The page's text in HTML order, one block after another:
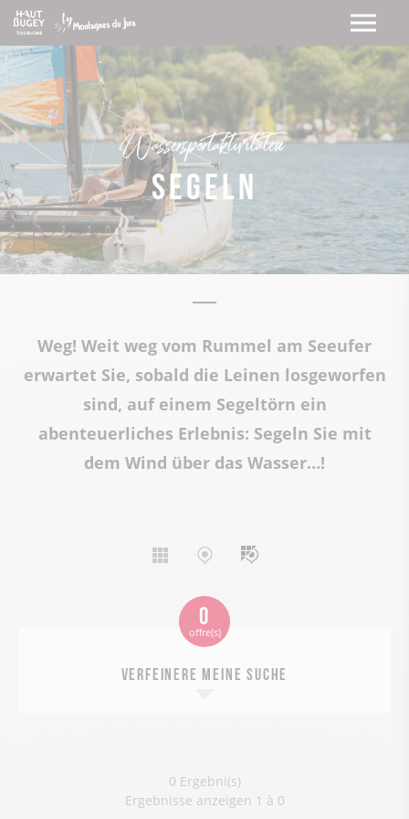
Wassersportaktivitäten
Segeln
Weg! Weit weg vom Rummel am Seeufer
erwartet Sie, sobald die Leinen losgeworfen
sind, auf einem Segeltörn ein
abenteuerliches Erlebnis: Segeln Sie mit
dem Wind über das Wasser…!
Affichage Affichage
0
offre(s)
Verfeinere meine Suche
0 Ergebni(s)
Ergebnisse anzeigen 1 à 0